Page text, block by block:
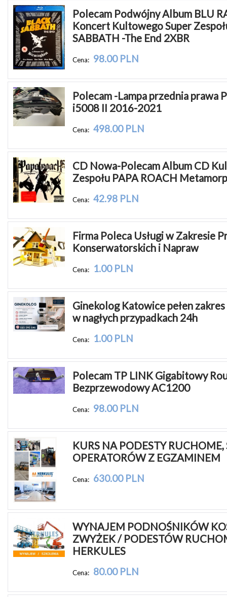
Polecam Podwójny Album BLU
Koncert Kultowego Super
SABBATH -The End 2XBR
Cena: 98.00 PLN
Polecam -Lampa przednia prawa
i5008 II 2016-2021
Cena: 498.00 PLN
CD Nowa-Polecam Album CD
Zespołu PAPA ROACH
Cena: 42.98 PLN
Firma Poleca Usługi w Zakresie
Konserwatorskich i Napraw
Cena: 1.00 PLN
Ginekolog Katowice pełen
w nagłych przypadkach 24h
Cena: 1.00 PLN
Polecam TP LINK Gigabitowy
Bezprzewodowy AC1200
Cena: 98.00 PLN
KURS NA PODESTY
OPERATORÓW Z EGZAMINEM
Cena: 630.00 PLN
WYNAJEM PODNOŚNIKÓW
ZWYŻEK / PODESTÓW
HERKULES
Cena: 80.00 PLN